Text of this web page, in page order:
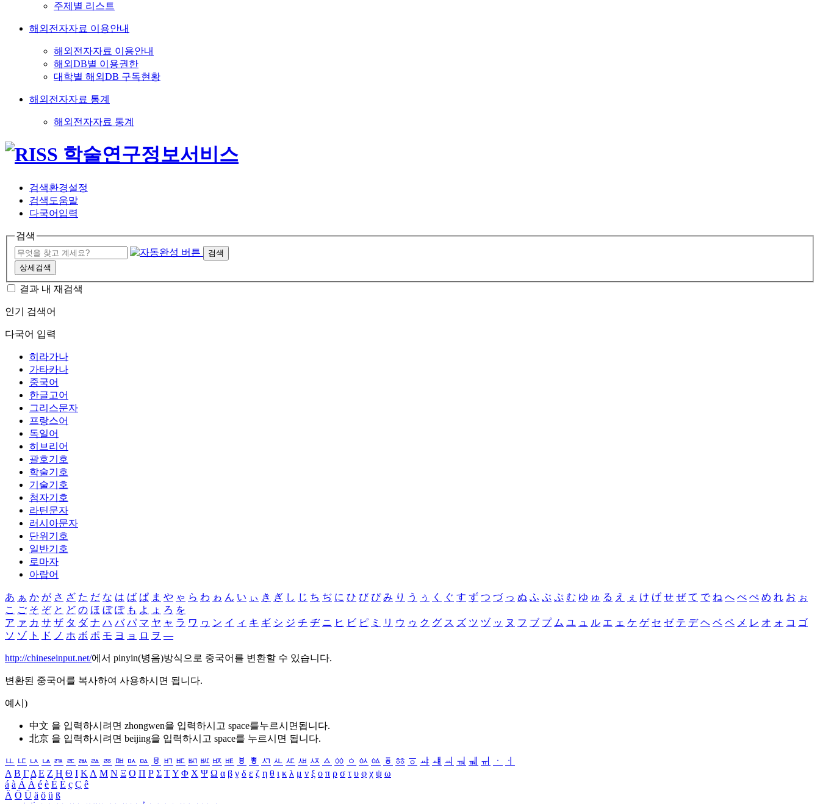
주제별 리스트
해외전자자료 이용안내
해외전자자료 이용안내
해외DB별 이용권한
대학별 해외DB 구독현황
해외전자자료 통계
해외전자자료 통계
검색환경설정
검색도움말
다국어입력
검색
검색
상세검색
결과 내 재검색
인기 검색어
다국어 입력
히라가나
가타카나
중국어
한글고어
그리스문자
프랑스어
독일어
히브리어
괄호기호
학술기호
기술기호
첨자기호
라틴문자
러시아문자
단위기호
일반기호
로마자
아랍어
あ ぁ か が さ ざ た だ な は ば ぱ ま や ゃ ら わ ゎ ん い ぃ き ぎ し じ ち ぢ に ひ び ぴ み り う ぅ く ぐ す ず つ づ っ ぬ ふ ぶ ぷ む ゆ ゅ る え ぇ け げ せ ぜ て で ね へ べ ぺ め れ お ぉ
こ ご そ ぞ と ど の ほ ぼ ぽ も よ ょ ろ を
ア ァ カ サ ザ タ ダ ナ ハ バ パ マ ヤ ャ ラ ワ ヮ ン イ ィ キ ギ シ ジ チ ヂ ニ ヒ ビ ピ ミ リ ウ ゥ ク グ ス ズ ツ ヅ ッ ヌ フ ブ プ ム ユ ュ ル エ ェ ケ ゲ セ ゼ テ デ ヘ ベ ペ メ レ オ ォ コ ゴ
ソ ゾ ト ド ノ ホ ボ ポ モ ヨ ョ ロ ヲ ―
http://chineseinput.net/에서 pinyin(병음)방식으로 중국어를 변환할 수 있습니다.
변환된 중국어를 복사하여 사용하시면 됩니다.
예시)
中文 을 입력하시려면 zhongwen을 입력하시고 space를누르시면됩니다.
北京 을 입력하시려면 beijing을 입력하시고 space를 누르시면 됩니다.
ㅥ ㅦ ㅧ ㅨ ㅩ ㅪ ㅫ ㅬ ㅭ ㅮ ㅯ ㅰ ㅱ ㅲ ㅳ ㅴ ㅵ ㅶ ㅷ ㅸ ㅹ ㅺ ㅻ ㅼ ㅽ ㅾ ㅿ ㆀ ㆁ ㆂ ㆃ ㆄ ㆅ ㆆ ㆇ ㆈ ㆉ ㆊ ㆋ ㆌ ㆍ
ㆎ
Α Β ΓΔ Ε Ζ Η Θ Ι ΚΛ Μ Ν Ξ Ο Π Ρ Σ ΤΥ Φ Χ Ψ Ω α β γ δ ε ζ η θ ι κ λ μ ν ξ ο π ρ σ τ υ φ χ ψ ω
á à Á À é è É È ç Ç ê
Ä Ö Ü ä ö ü ß